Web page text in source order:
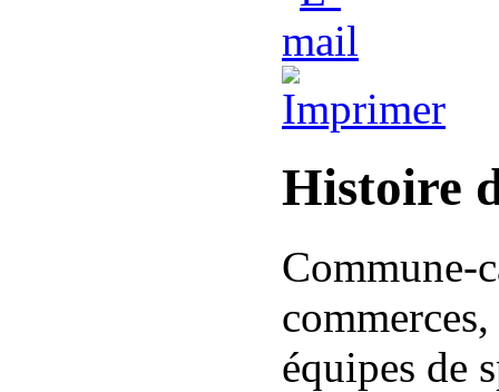
Histoire
équipes de